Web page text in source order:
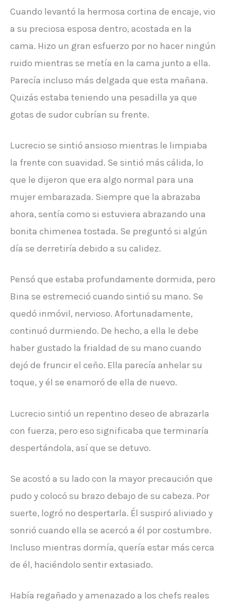
Cuando levantó la hermosa cortina de encaje, vio
a su preciosa esposa dentro, acostada en la
cama. Hizo un gran esfuerzo por no hacer ningún
ruido mientras se metía en la cama junto a ella.
Parecía incluso más delgada que esta mañana.
Quizás estaba teniendo una pesadilla ya que
gotas de sudor cubrían su frente.
Lucrecio se sintió ansioso mientras le limpiaba
la frente con suavidad. Se sintió más cálida, lo
que le dijeron que era algo normal para una
mujer embarazada. Siempre que la abrazaba
ahora, sentía como si estuviera abrazando una
bonita chimenea tostada. Se preguntó si algún
día se derretiría debido a su calidez.
Pensó que estaba profundamente dormida, pero
Bina se estremeció cuando sintió su mano. Se
quedó inmóvil, nervioso. Afortunadamente,
continuó durmiendo. De hecho, a ella le debe
haber gustado la frialdad de su mano cuando
dejó de fruncir el ceño. Ella parecía anhelar su
toque, y él se enamoró de ella de nuevo.
Lucrecio sintió un repentino deseo de abrazarla
con fuerza, pero eso significaba que terminaría
despertándola, así que se detuvo.
Se acostó a su lado con la mayor precaución que
pudo y colocó su brazo debajo de su cabeza. Por
suerte, logró no despertarla. Él suspiró aliviado y
sonrió cuando ella se acercó a él por costumbre.
Incluso mientras dormía, quería estar más cerca
de él, haciéndolo sentir extasiado.
Había regañado y amenazado a los chefs reales